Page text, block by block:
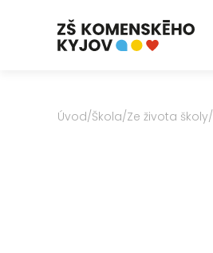
Úvod/Škola/Ze života školy/